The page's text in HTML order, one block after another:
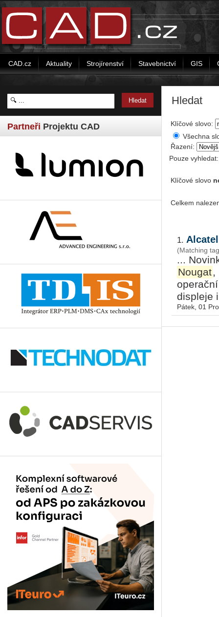
CAD.cz Aktuality Strojírenství Stavebnictví GIS
Partneři Projektu CAD
Hledat
Klíčové slovo:
Všechna
Řazení:
Pouze
Klíčové slovo
Celkem
1.
(Matching
...
Nougat,
displeje
Pátek, 01